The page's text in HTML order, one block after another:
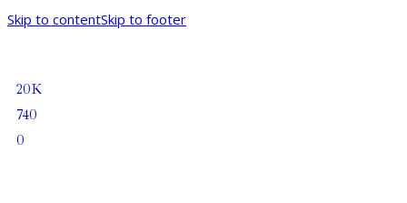
Skip to contentSkip to footer
20K
740
0